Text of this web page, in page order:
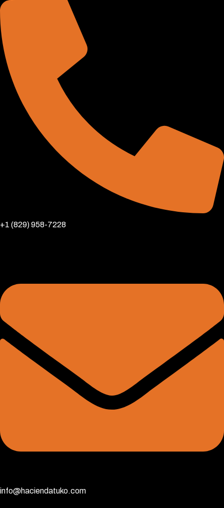
+1 (829) 958-7228
info@haciendatuko.com